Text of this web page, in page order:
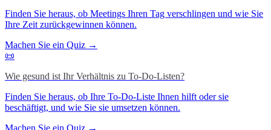
Finden Sie heraus, ob Meetings Ihren Tag verschlingen und wie Sie
Ihre Zeit zurückgewinnen können.
Machen Sie ein Quiz →
📜
Wie gesund ist Ihr Verhältnis zu To-Do-Listen?
Finden Sie heraus, ob Ihre To-Do-Liste Ihnen hilft oder sie
beschäftigt, und wie Sie sie umsetzen können.